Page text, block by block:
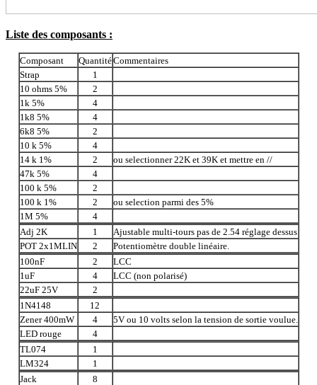
Liste des composants :
Composant QuantitéCommentaires
Strap
1
10 ohms 5%
2
1k 5%
4
1k8 5%
4
6k8 5%
2
10 k 5%
4
14 k 1%
2
ou selectionner 22K et 39K et mettre en //
47k 5%
4
100 k 5%
2
100 k 1%
2
ou selection parmi des 5%
1M 5%
4
Adj 2K
1
Ajustable multi-tours pas de 2.54 réglage dessus
POT 2x1MLIN
2
Potentiomètre double linéaire.
100nF
2
LCC
1uF
4
LCC (non polarisé)
22uF 25V
2
1N4148
12
Zener 400mW
4
5V ou 10 volts selon la tension de sortie voulue.
LED rouge
4
TL074
1
LM324
1
Jack
8